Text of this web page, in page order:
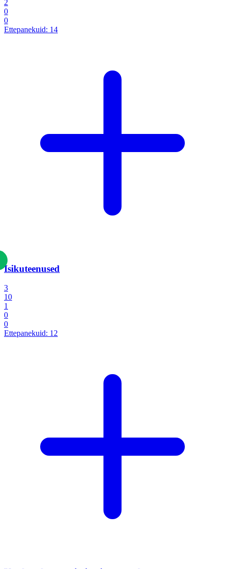
2
0
0
Ettepanekuid: 14
Isikuteenused
3
10
1
0
0
Ettepanekuid: 12